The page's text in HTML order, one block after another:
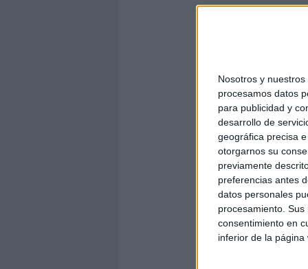
Nosotros y
procesamos datos
para publicidad y
desarrollo de
geográfica precisa
otorgarnos su
previamente
preferencias antes
datos personales
procesamiento.
consentimiento en
inferior de la página